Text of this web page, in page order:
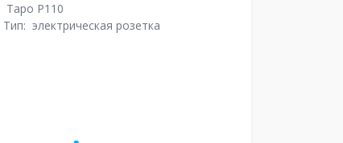
Tapo P110
Тип: электрическая розетка